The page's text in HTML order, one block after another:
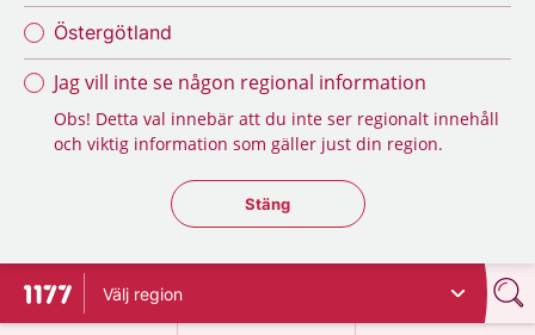
Östergötland
Jag vill inte se någon regional information
Obs! Detta val innebär att du inte ser regionalt innehåll
och viktig information som gäller just din region.
Stäng regionsväljaren
Stäng
Till startsidan för 1177
Välj region
på 1177.se
på 1177.se